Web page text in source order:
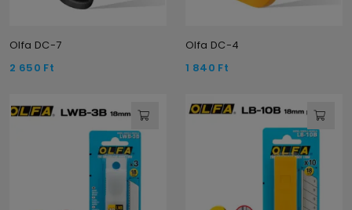
Olfa DC-7
2 650 Ft
Olfa DC-4
1 840 Ft